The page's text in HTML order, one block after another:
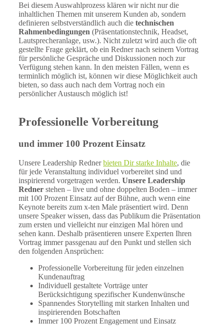
Bei diesem Auswahlprozess klären wir nicht nur die
inhaltlichen Themen mit unserem Kunden ab, sondern
definieren selbstverständlich auch die technischen
Rahmenbedingungen (Präsentationstechnik, Headset,
Lautsprecheranlage, usw.). Nicht zuletzt wird auch die oft
gestellte Frage geklärt, ob ein Redner nach seinem Vortrag
für persönliche Gespräche und Diskussionen noch zur
Verfügung stehen kann. In den meisten Fällen, wenn es
terminlich möglich ist, können wir diese Möglichkeit auch
bieten, so dass auch nach dem Vortrag noch ein
persönlicher Austausch möglich ist!
Professionelle Vorbereitung
und immer 100 Prozent Einsatz
Unsere Leadership Rednerbieten Dir starke Inhalte, die
für jede Veranstaltung individuel vorbereitet sind und
inspirierend vorgetragen werden. Unsere Leadership
Redner stehen – live und ohne doppelten Boden – immer
mit 100 Prozent Einsatz auf der Bühne, auch wenn eine
Keynote bereits zum x-ten Male präsentiert wird. Denn
unsere Speaker wissen, dass das Publikum die Präsentation
zum ersten und vielleicht nur einzigen Mal hören und
sehen kann. Deshalb präsentieren unsere Experten Ihren
Vortrag immer passgenau auf den Punkt und stellen sich
den folgenden Ansprüchen:
Professionelle Vorbereitung für jeden einzelnen
Kundenauftrag
Individuell gestaltete Vorträge unter
Berücksichtigung spezifischer Kundenwünsche
Spannendes Storytelling mit starken Inhalten und
inspirierenden Botschaften
Immer 100 Prozent Engagement und Einsatz